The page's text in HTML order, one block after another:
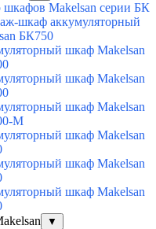
шкафов Makelsan серии БК
шкаф аккумуляторный
БК750
шкаф Makelsan
шкаф Makelsan
шкаф Makelsan
М
шкаф Makelsan
шкаф Makelsan
шкаф Makelsan
▼